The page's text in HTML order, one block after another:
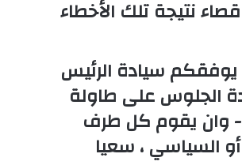
نتيجة تلك الأخطاء
سيادة الرئيس
الجلوس على طاولة
وان يقوم كل طرف
السياسي ، سعيا